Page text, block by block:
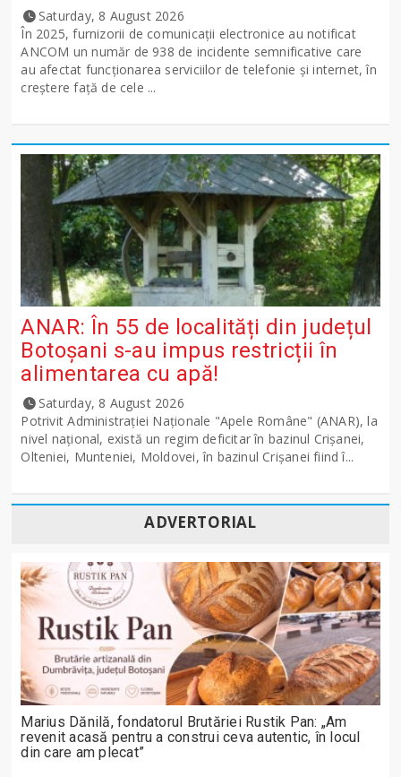
Saturday, 8 August 2026
În 2025, furnizorii de comunicații electronice au notificat
ANCOM un număr de 938 de incidente semnificative care
au afectat funcționarea serviciilor de telefonie și internet, în
creștere față de cele ...
ANAR: În 55 de localități din județul
Botoșani s-au impus restricții în
alimentarea cu apă!
Saturday, 8 August 2026
Potrivit Administraţiei Naţionale "Apele Române" (ANAR), la
nivel naţional, există un regim deficitar în bazinul Crişanei,
Olteniei, Munteniei, Moldovei, în bazinul Crişanei fiind î...
ADVERTORIAL
Marius Dănilă, fondatorul Brutăriei Rustik Pan: „Am
revenit acasă pentru a construi ceva autentic, în locul
din care am plecat”